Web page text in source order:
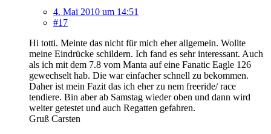
4. Mai 2010 um 14:51
#17
Hi totti. Meinte das nicht für mich eher allgemein. Wollte
meine Eindrücke schildern. Ich fand es sehr interessant. Auch
als ich mit dem 7.8 vom Manta auf eine Fanatic Eagle 126
gewechselt hab. Die war einfacher schnell zu bekommen.
Daher ist mein Fazit das ich eher zu nem freeride/ race
tendiere. Bin aber ab Samstag wieder oben und dann wird
weiter getestet und auch Regatten gefahren.
Gruß Carsten